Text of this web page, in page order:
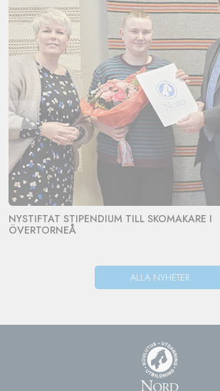
NYSTIFTAT STIPENDIUM TILL SKOMAKARE I
ÖVERTORNEÅ
ALLA NYHETER